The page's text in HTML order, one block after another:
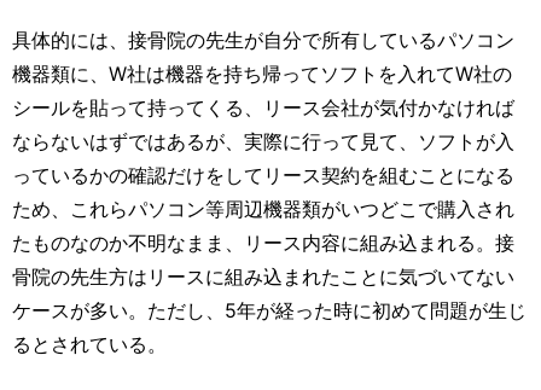
具体的には、接骨院の先生が自分で所有しているパソコン
機器類に、W社は機器を持ち帰ってソフトを入れてW社の
シールを貼って持ってくる、リース会社が気付かなければ
ならないはずではあるが、実際に行って見て、ソフトが入
っているかの確認だけをしてリース契約を組むことになる
ため、これらパソコン等周辺機器類がいつどこで購入され
たものなのか不明なまま、リース内容に組み込まれる。接
骨院の先生方はリースに組み込まれたことに気づいてない
ケースが多い。ただし、5年が経った時に初めて問題が生じ
るとされている。